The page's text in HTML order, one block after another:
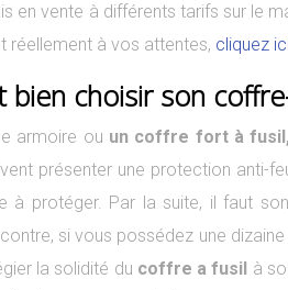
en vente à différents tarifs sur le
réellement à vos attentes, cliquez
bien choisir son
armoire ou un coffre fort à fusil,
présenter une protection anti-
à protéger. Par la suite, il faut
si vous possédez une
la solidité du coffre a fusil à